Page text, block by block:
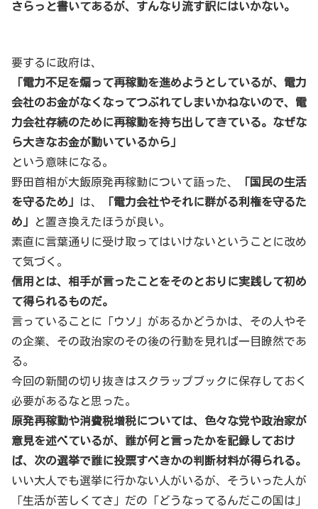
さらっと書いてあるが、すんなり流す訳にはいかない。
要するに政府は、
「電力不足を煽って再稼動を進めようとしているが、電力
会社のお金がなくなってつぶれてしまいかねないので、電
力会社存続のために再稼動を持ち出してきている。なぜな
ら大きなお金が動いているから」
という意味になる。
野田首相が大飯原発再稼動について語った、
「国民の生活
を守るため」
は、
「電力会社やそれに群がる利権を守るた
め」
と置き換えたほうが良い。
素直に言葉通りに受け取ってはいけないということに改め
て気づく。
信用とは、相手が言ったことをそのとおりに実践して初め
て得られるものだ。
言っていることに「ウソ」があるかどうかは、その人やそ
の企業、その政治家のその後の行動を見れば一目瞭然であ
る。
今回の新聞の切り抜きはスクラップブックに保存しておく
必要があるなと思った。
原発再稼動や消費税増税については、色々な党や政治家が
意見を述べているが、誰が何と言ったかを記録しておけ
ば、次の選挙で誰に投票すべきかの判断材料が得られる。
いい大人でも選挙に行かない人がいるが、そういった人が
「生活が苦しくてさ」だの「どうなってるんだこの国は」